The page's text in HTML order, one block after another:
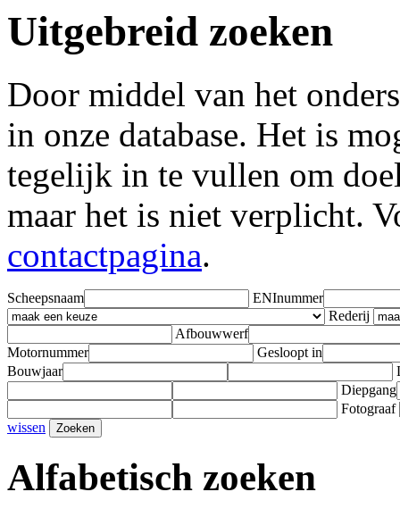
Uitgebreid zoeken
Door middel van het
in onze database. Het is
tegelijk in te vullen om
maar het is niet verplicht.
contactpagina.
Scheepsnaam
ENInummer
Rederij
Afbouwwerf
Motornummer
Gesloopt in
Bouwjaar
Diepgang
Fotograaf
wissen
Alfabetisch zoeken